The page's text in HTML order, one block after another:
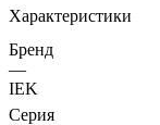
Характеристики
Бренд
—
IEK
Серия